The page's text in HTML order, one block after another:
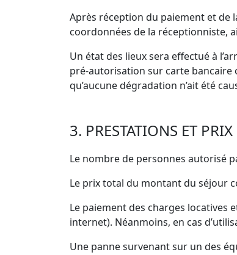
Après réception du paiement et de
coordonnées de la réceptionniste,
Un état des lieux sera effectué à
pré-autorisation sur carte bancaire
qu’aucune dégradation n’ait été
3. PRESTATIONS ET PRIX
Le nombre de personnes autorisé
Le prix total du montant du séjour
Le paiement des charges locatives
internet). Néanmoins, en cas
Une panne survenant sur un des